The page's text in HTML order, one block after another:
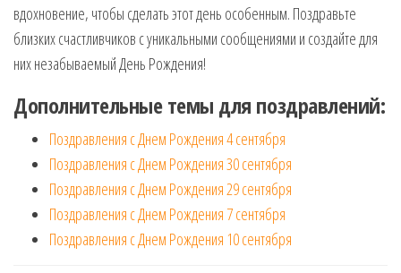
вдохновение, чтобы сделать этот день особенным. Поздравьте
близких счастливчиков с уникальными сообщениями и создайте для
них незабываемый День Рождения!
Дополнительные темы для поздравлений:
Поздравления с Днем Рождения 4 сентября
Поздравления с Днем Рождения 30 сентября
Поздравления с Днем Рождения 29 сентября
Поздравления с Днем Рождения 7 сентября
Поздравления с Днем Рождения 10 сентября